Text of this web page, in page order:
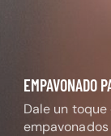
EMPAVONADO
Dale un